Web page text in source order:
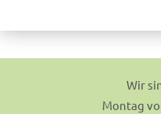
Wir
Montag